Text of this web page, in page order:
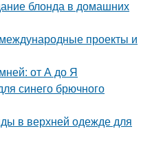
блонда в домашних
проекты и
от А до Я
синего брючного
в верхней одежде для